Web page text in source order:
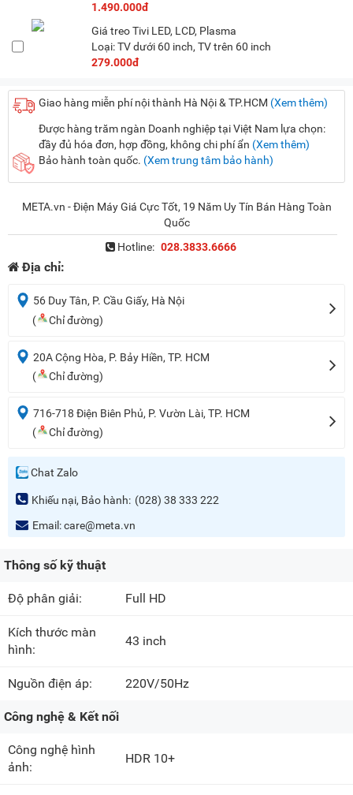
1.490.000đ
Giá treo Tivi LED, LCD, Plasma
Loại: TV dưới 60 inch, TV trên 60 inch
279.000đ
Giao hàng miễn phí nội thành Hà Nội & TP.HCM (Xem thêm)
Được hàng trăm ngàn Doanh nghiệp tại Việt Nam lựa chọn:
đầy đủ hóa đơn, hợp đồng, không chi phí ẩn (Xem thêm)
Bảo hành toàn quốc. (Xem trung tâm bảo hành)
META.vn - Điện Máy Giá Cực Tốt, 19 Năm Uy Tín Bán Hàng Toàn
Quốc
Hotline: 028.3833.6666
Địa chỉ:
56 Duy Tân, P. Cầu Giấy, Hà Nội
(
Chỉ đường)
20A Cộng Hòa, P. Bảy Hiền, TP. HCM
(
Chỉ đường)
716-718 Điện Biên Phủ, P. Vườn Lài, TP. HCM
(
Chỉ đường)
Chat Zalo
Khiếu nại, Bảo hành: (028) 38 333 222
Email:care@meta.vn
Thông số kỹ thuật
Độ phân giải: Full HD
Kích thước màn
hình:
43 inch
Nguồn điện áp: 220V/50Hz
Công nghệ & Kết nối
Công nghệ hình
ảnh:
HDR 10+